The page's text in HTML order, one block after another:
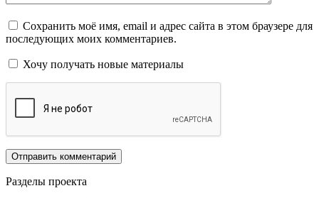
Сохранить моё имя, email и адрес сайта в этом браузере для
последующих моих комментариев.
Хочу получать новые материалы
Разделы проекта